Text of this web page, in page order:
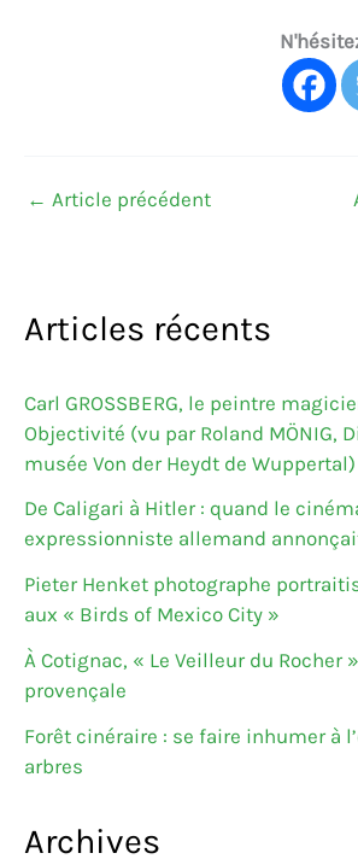
← Article précédent
Articles récents
Carl GROSSBERG, le peintre
Objectivité (vu par Roland MÖNIG,
musée Von der Heydt de Wuppertal)
De Caligari à Hitler : quand le
expressionniste allemand
Pieter Henket photographe
aux « Birds of Mexico City »
À Cotignac, « Le Veilleur du Rocher
provençale
Forêt cinéraire : se faire inhumer à
arbres
Archives